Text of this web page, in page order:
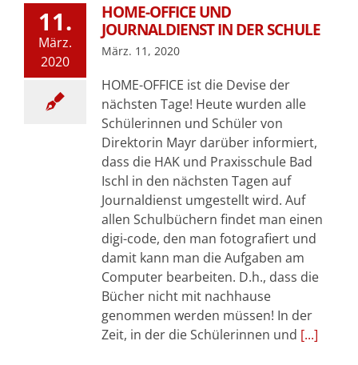
11.
März.
2020
HOME-OFFICE UND
JOURNALDIENST IN DER SCHULE
März. 11, 2020
HOME-OFFICE ist die Devise der
nächsten Tage! Heute wurden alle
Schülerinnen und Schüler von
Direktorin Mayr darüber informiert,
dass die HAK und Praxisschule Bad
Ischl in den nächsten Tagen auf
Journaldienst umgestellt wird. Auf
allen Schulbüchern findet man einen
digi-code, den man fotografiert und
damit kann man die Aufgaben am
Computer bearbeiten. D.h., dass die
Bücher nicht mit nachhause
genommen werden müssen! In der
Zeit, in der die Schülerinnen und [...]